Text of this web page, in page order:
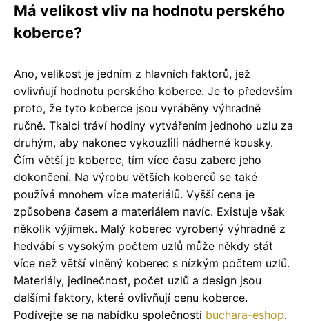
Má velikost vliv na hodnotu perského
koberce?
Ano, velikost je jedním z hlavních faktorů, jež
ovlivňují hodnotu perského koberce. Je to především
proto, že tyto koberce jsou vyráběny výhradně
ručně. Tkalci tráví hodiny vytvářením jednoho uzlu za
druhým, aby nakonec vykouzlili nádherné kousky.
Čím větší je koberec, tím více času zabere jeho
dokončení. Na výrobu větších koberců se také
používá mnohem více materiálů. Vyšší cena je
způsobena časem a materiálem navíc. Existuje však
několik výjimek. Malý koberec vyrobený výhradně z
hedvábí s vysokým počtem uzlů může někdy stát
více než větší vlněný koberec s nízkým počtem uzlů.
Materiály, jedinečnost, počet uzlů a design jsou
dalšími faktory, které ovlivňují cenu koberce.
Podívejte se na nabídku společnosti buchara-eshop.